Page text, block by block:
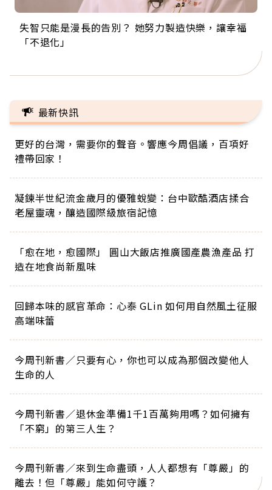
失智只能是漫長的告別？ 她努力製造快樂，讓幸福
「不退化」
來自剛果的巧克力神父 為台灣奉獻36年 「台灣是我
的家，我連作夢都講台語！」
63歲卸矽谷副總、搬回台灣找快樂！「蛋黃哥小
丑」走進安養院，逗樂上萬爺奶：退休後才開始真
104歲打破金氏世界紀錄 成為全球最年長羽球選
手，分享長壽的秘密原來是「這個」
事業巔峰他選擇追夢…黑手阿伯拉小提琴還登上小
巨蛋！連CNN都大讚！
最新快訊
更好的台灣，需要你的聲音。響應今周倡議，百項好
禮帶回家！
凝鍊半世紀流金歲月的優雅蛻變：台中歐酷酒店揉合
老屋靈魂，釀造國際級旅宿記憶
「愈在地，愈國際」 圓山大飯店推廣國產農漁產品 打
造在地食尚新風味
回歸本味的感官革命：心泰 GLin 如何用自然風土征服
高端味蕾
今周刊新書／只要有心，你也可以成為那個改變他人
生命的人
今周刊新書／退休金準備1千1百萬夠用嗎？如何擁有
「不窮」的第三人生？
今周刊新書／來到生命盡頭，人人都想有「尊嚴」的
離去！但「尊嚴」能如何守護？